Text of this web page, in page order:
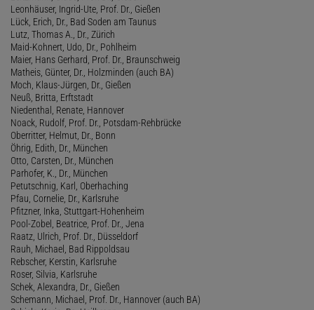
Leonhäuser, Ingrid-Ute, Prof. Dr., Gießen
Lück, Erich, Dr., Bad Soden am Taunus
Lutz, Thomas A., Dr., Zürich
Maid-Kohnert, Udo, Dr., Pohlheim
Maier, Hans Gerhard, Prof. Dr., Braunschweig
Matheis, Günter, Dr., Holzminden (auch BA)
Moch, Klaus-Jürgen, Dr., Gießen
Neuß, Britta, Erftstadt
Niedenthal, Renate, Hannover
Noack, Rudolf, Prof. Dr., Potsdam-Rehbrücke
Oberritter, Helmut, Dr., Bonn
Öhrig, Edith, Dr., München
Otto, Carsten, Dr., München
Parhofer, K., Dr., München
Petutschnig, Karl, Oberhaching
Pfau, Cornelie, Dr., Karlsruhe
Pfitzner, Inka, Stuttgart-Hohenheim
Pool-Zobel, Beatrice, Prof. Dr., Jena
Raatz, Ulrich, Prof. Dr., Düsseldorf
Rauh, Michael, Bad Rippoldsau
Rebscher, Kerstin, Karlsruhe
Roser, Silvia, Karlsruhe
Schek, Alexandra, Dr., Gießen
Schemann, Michael, Prof. Dr., Hannover (auch BA)